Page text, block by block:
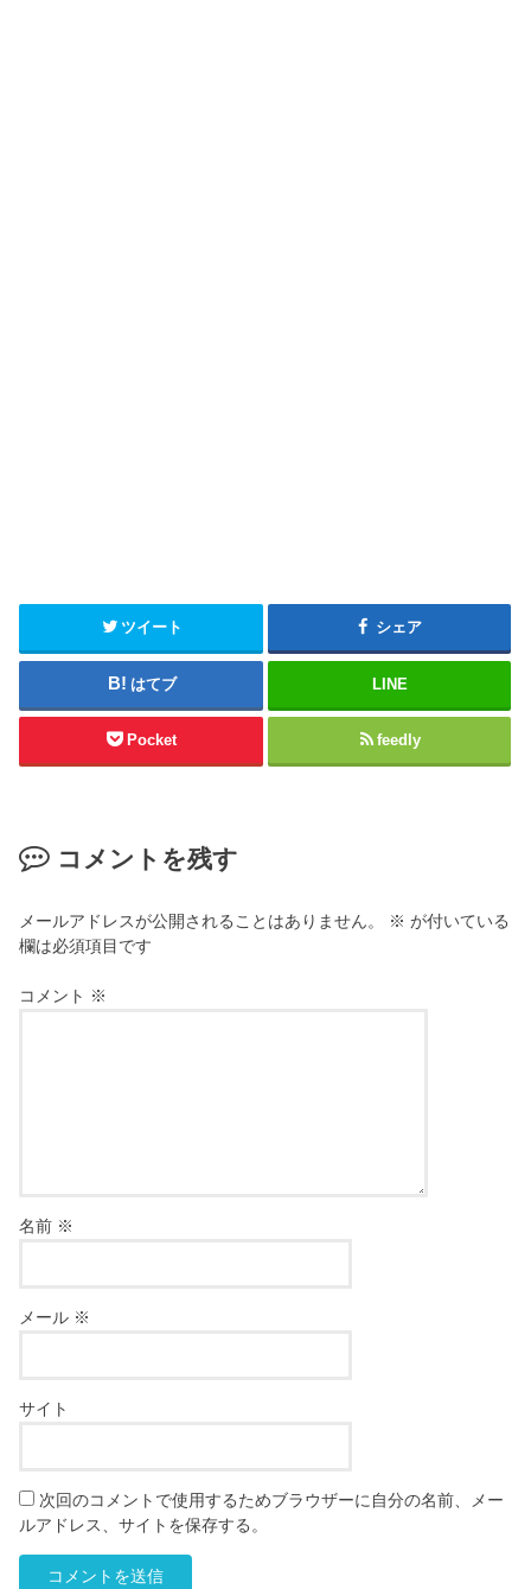
ツイート シェア
はてブ LINE
Pocket feedly
コメントを残す
メールアドレスが公開されることはありません。 ※ が付いている
欄は必須項目です
コメント ※
名前 ※
メール ※
サイト
次回のコメントで使用するためブラウザーに自分の名前、メー
ルアドレス、サイトを保存する。